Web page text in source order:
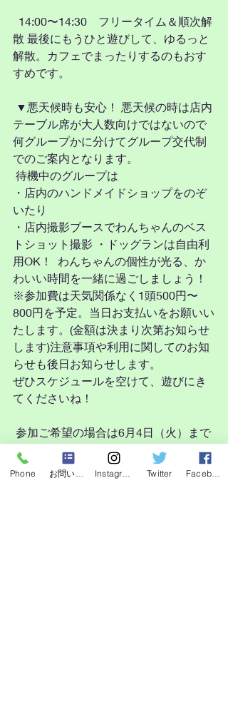
散 最後にもうひと遊びして、ゆるっと
解散。カフェでまったりするのもおす
すめです。
テーブル席が大人数向けではないので
何グループかに分けてグループ交代制
でのご案内となります。
待機中のグループは
・店内のハンドメイドショップをのぞ
いたり
・店内撮影ブースでわんちゃんのベス
トショット撮影 ・ドッグランは自由利
用OK！  わんちゃんの個性が光る、か
わいい時間を一緒に過ごしましょう！
※参加費は天気関係なく1頭500円〜
800円を予定。当日お支払いをお願いい
たします。(金額は決まり次第お知らせ
します)注意事項や利用に関してのお知
らせも後日お知らせします。
ぜひスケジュールを空けて、遊びにき
てくださいね！
にご連絡をお願い致します。
インスタからでもお問い合わせフォー
Phone Twitter